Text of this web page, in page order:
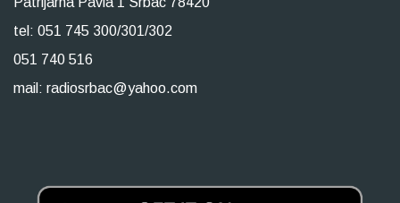
tel: 051 745 300/301/302
051 740 516
mail: radiosrbac@yahoo.com